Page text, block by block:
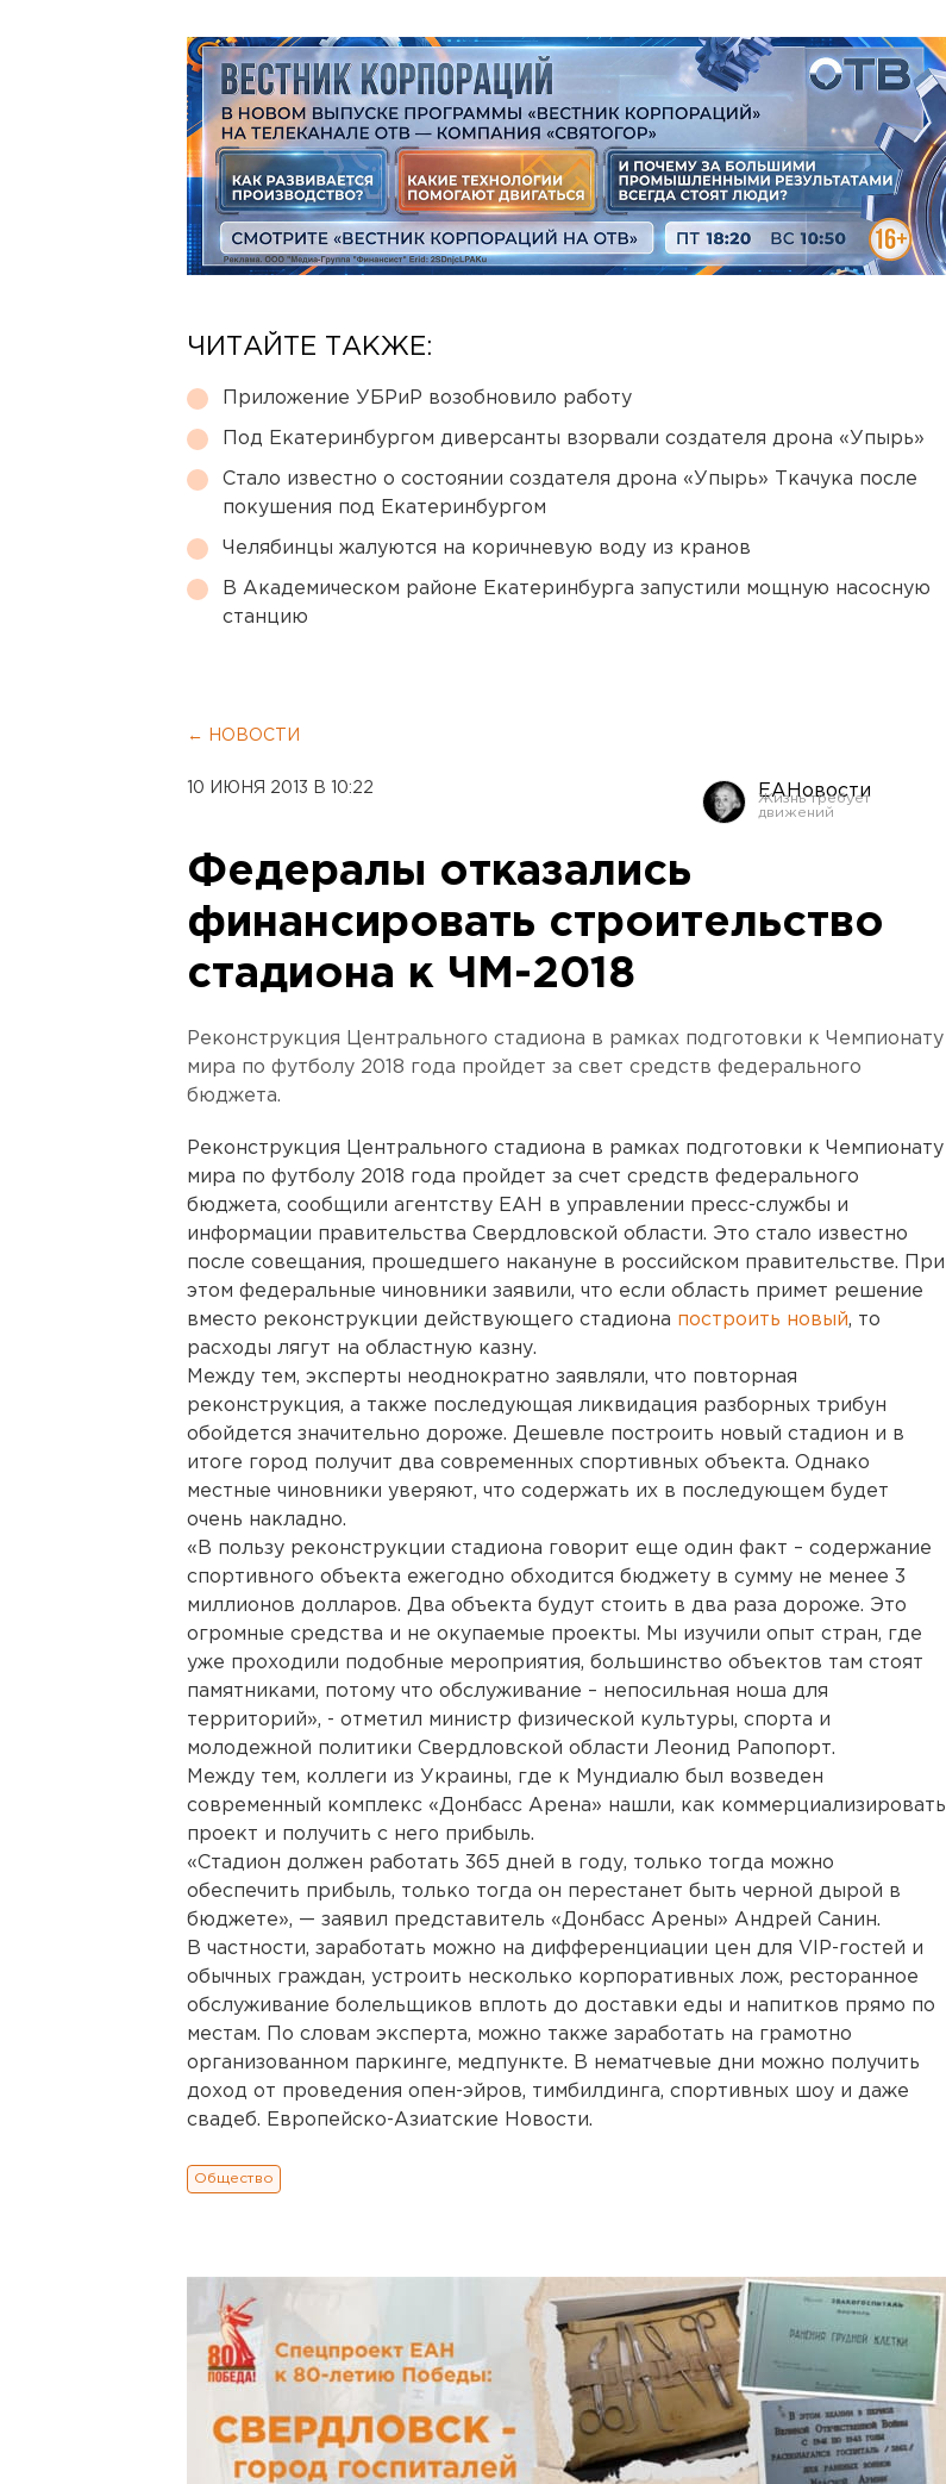
ЧИТАЙТЕ ТАКЖЕ:
Приложение УБРиР возобновило работу
Под Екатеринбургом диверсанты взорвали создателя дрона «Упырь»
Стало известно о состоянии создателя дрона «Упырь» Ткачука после
покушения под Екатеринбургом
Челябинцы жалуются на коричневую воду из кранов
В Академическом районе Екатеринбурга запустили мощную насосную
станцию
← НОВОСТИ
10 ИЮНЯ 2013 В 10:22 ЕАНовости
Федералы отказались
финансировать строительство
стадиона к ЧМ-2018
Реконструкция Центрального стадиона в рамках подготовки к Чемпионату
мира по футболу 2018 года пройдет за свет средств федерального
бюджета.
Реконструкция Центрального стадиона в рамках подготовки к Чемпионату
мира по футболу 2018 года пройдет за счет средств федерального
бюджета, сообщили агентству ЕАН в управлении пресс-службы и
информации правительства Свердловской области. Это стало известно
после совещания, прошедшего накануне в российском правительстве. При
этом федеральные чиновники заявили, что если область примет решение
вместо реконструкции действующего стадиона построить новый, то
расходы лягут на областную казну.
Между тем, эксперты неоднократно заявляли, что повторная
реконструкция, а также последующая ликвидация разборных трибун
обойдется значительно дороже. Дешевле построить новый стадион и в
итоге город получит два современных спортивных объекта. Однако
местные чиновники уверяют, что содержать их в последующем будет
очень накладно.
«В пользу реконструкции стадиона говорит еще один факт – содержание
спортивного объекта ежегодно обходится бюджету в сумму не менее 3
миллионов долларов. Два объекта будут стоить в два раза дороже. Это
огромные средства и не окупаемые проекты. Мы изучили опыт стран, где
уже проходили подобные мероприятия, большинство объектов там стоят
памятниками, потому что обслуживание – непосильная ноша для
территорий», - отметил министр физической культуры, спорта и
молодежной политики Свердловской области Леонид Рапопорт.
Между тем, коллеги из Украины, где к Мундиалю был возведен
современный комплекс «Донбасс Арена» нашли, как коммерциализировать
проект и получить с него прибыль.
«Стадион должен работать 365 дней в году, только тогда можно
обеспечить прибыль, только тогда он перестанет быть черной дырой в
бюджете», — заявил представитель «Донбасс Арены» Андрей Санин.
В частности, заработать можно на дифференциации цен для VIP-гостей и
обычных граждан, устроить несколько корпоративных лож, ресторанное
обслуживание болельщиков вплоть до доставки еды и напитков прямо по
местам. По словам эксперта, можно также заработать на грамотно
организованном паркинге, медпункте. В нематчевые дни можно получить
доход от проведения опен-эйров, тимбилдинга, спортивных шоу и даже
свадеб. Европейско-Азиатские Новости.
Общество